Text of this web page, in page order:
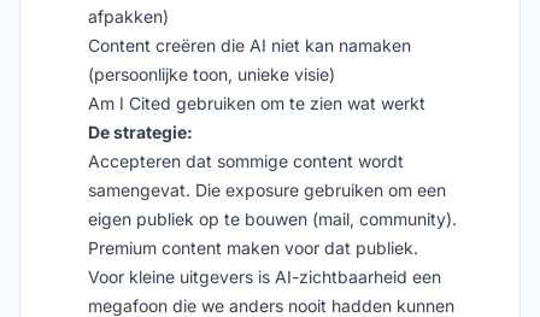
afpakken)
Content creëren die AI niet kan namaken
(persoonlijke toon, unieke visie)
Am I Cited gebruiken om te zien wat werkt
De strategie:
Accepteren dat sommige content wordt
samengevat. Die exposure gebruiken om een
eigen publiek op te bouwen (mail, community).
Premium content maken voor dat publiek.
Voor kleine uitgevers is AI-zichtbaarheid een
megafoon die we anders nooit hadden kunnen